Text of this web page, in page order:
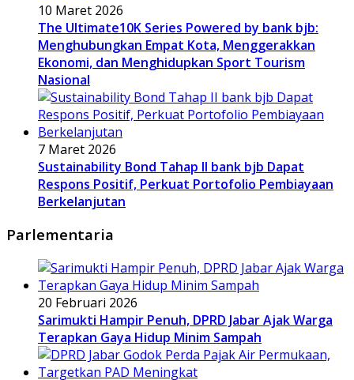
10 Maret 2026
The Ultimate10K Series Powered by bank bjb:
Menghubungkan Empat Kota, Menggerakkan
Ekonomi, dan Menghidupkan Sport Tourism
Nasional
7 Maret 2026
Sustainability Bond Tahap II bank bjb Dapat
Respons Positif, Perkuat Portofolio Pembiayaan
Berkelanjutan
Parlementaria
20 Februari 2026
Sarimukti Hampir Penuh, DPRD Jabar Ajak Warga
Terapkan Gaya Hidup Minim Sampah